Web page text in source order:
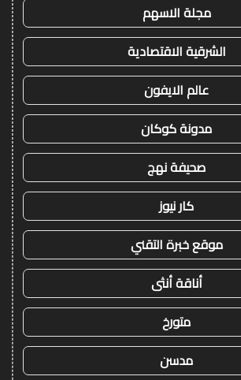
مجلة الاسهم
الشرقية الاقتصادية
عالم الايفون
مدونة كوكان
صحيفة نهج
كار نيوز
موقع خبرة التقني
أناقة أنثى
متورخ
مدسن